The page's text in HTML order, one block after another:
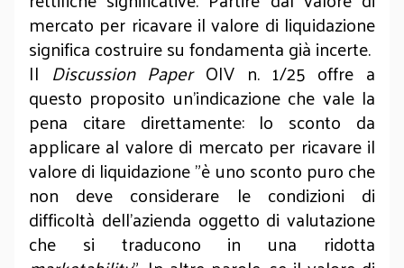
mercato per ricavare il valore di liquidazione
significa costruire su fondamenta già incerte.
Il Discussion PaperOIV n. 1/25 offre a
questo proposito un’indicazione che vale la
pena citare direttamente: lo sconto da
applicare al valore di mercato per ricavare il
valore di liquidazione "è uno sconto puro che
non deve considerare le condizioni di
difficoltà dell’azienda oggetto di valutazione
che si traducono in una ridotta